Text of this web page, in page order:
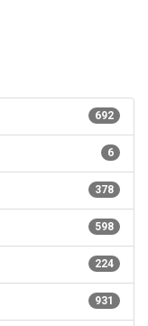
692
6
378
598
224
931